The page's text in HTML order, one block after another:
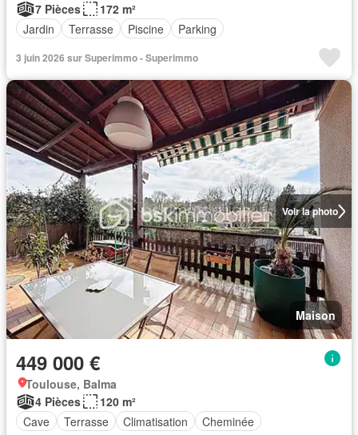
7 Pièces
172 m²
Jardin
Terrasse Piscine Parking
3 juin 2026 sur Superimmo - Superimmo
Voir la photo
Maison
449 000 €
Toulouse, Balma
4 Pièces
120 m²
Cave
Terrasse Climatisation Cheminée